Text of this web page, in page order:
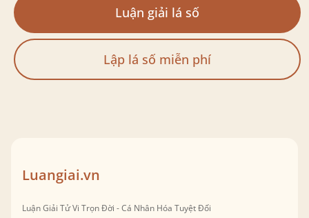
Luận giải lá số
Lập lá số miễn phí
Luangiai.vn
Luận Giải Tử Vi Trọn Đời - Cá Nhân Hóa Tuyệt Đối